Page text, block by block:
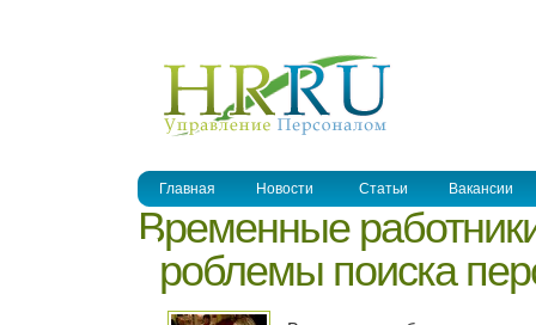
Главная Новости Статьи Вакансии
Временные
проблемы поиска